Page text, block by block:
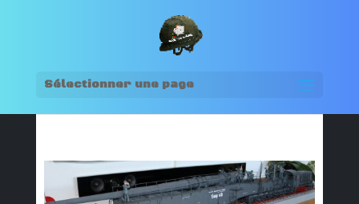
Sélectionner une page